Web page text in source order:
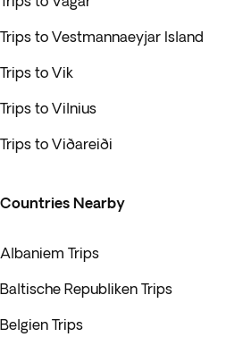
Trips to Vestmannaeyjar Island
Trips to Vik
Trips to Vilnius
Trips to Viðareiði
Countries Nearby
Albaniem Trips
Baltische Republiken Trips
Belgien Trips